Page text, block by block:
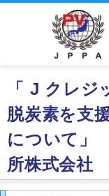
「 J クレジ
脱炭素を支
について」
所株式会